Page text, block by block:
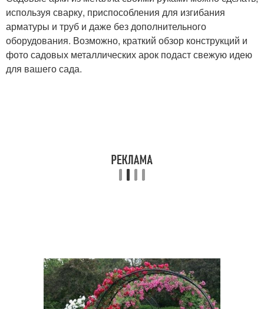
используя сварку, приспособления для изгибания
арматуры и труб и даже без дополнительного
оборудования. Возможно, краткий обзор конструкций и
фото садовых металлических арок подаст свежую идею
для вашего сада.